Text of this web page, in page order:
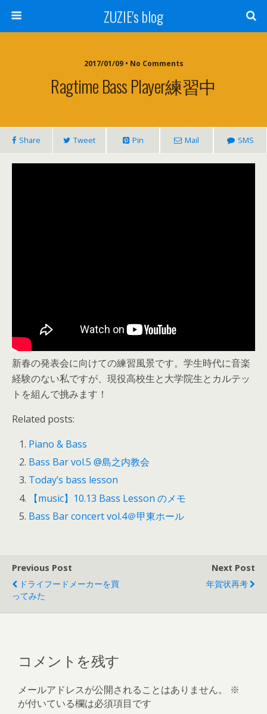
ZUZIE's blog
2017/01/09 • No Comments
Ragtime Bass Player練習中
Share Tweet Pin Mail SMS
新春の発表会に向けての練習風景です。学生時代に音楽
経験のない私ですが、現役高校生と大学院生とカルテッ
トを組んで挑みます！
Related posts:
Piano & Bass
Bass Bar vol.5 @島之内教会
Today’s bass lesson
【music】10.13 Bass Lesson のメモ
Bass Bar concert vol.4＠甲東ホール
Previous Post
ドライフードメーカーを買
ってみた
Next Post
年賀状再考
コメントを残す
メールアドレスが公開されることはありません。
※
が付いている欄は必須項目です